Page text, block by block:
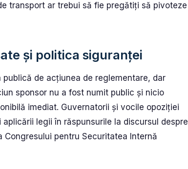
transport ar trebui să fie pregătiți să pivoteze
și politica siguranței
de acțiunea de reglementare, dar
sponsor nu a fost numit public și nicio
imediat. Guvernatorii și vocile opoziției
legii în răspunsurile la discursul despre
pentru Securitatea Internă